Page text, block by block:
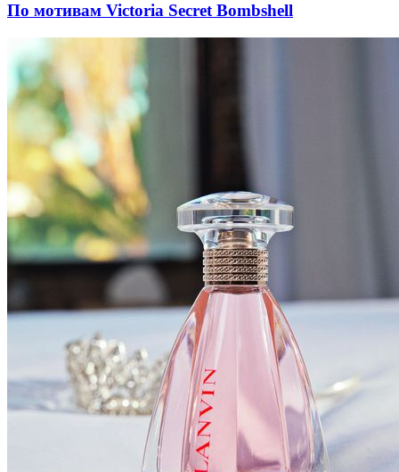
По мотивам Victoria Secret Bombshell